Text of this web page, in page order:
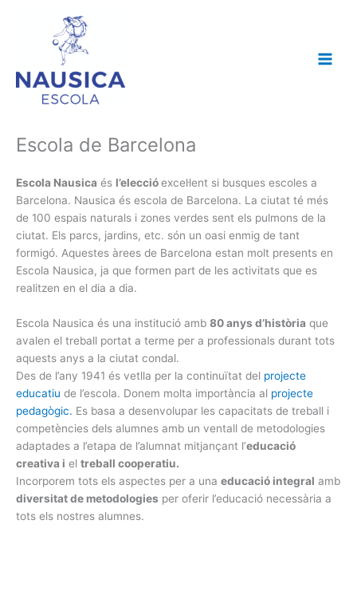
Escola de Barcelona
Escola Nausica és l’eleccióexcel·lent si busques escoles a
Barcelona. Nausica és escola de Barcelona. La ciutat té més
de 100 espais naturals i zones verdes sent els pulmons de la
ciutat. Els parcs, jardins, etc. són un oasi enmig de tant
formigó. Aquestes àrees de Barcelona estan molt presents en
Escola Nausica, ja que formen part de les activitats que es
realitzen en el dia a dia.
Escola Nausica és una institució amb 80 anys d’història que
avalen el treball portat a terme per a professionals durant tots
aquests anys a la ciutat condal.
Des de l’any 1941 és vetlla per la continuïtat del projecte
educatiu de l’escola. Donem molta importància al projecte
pedagògic. Es basa a desenvolupar les capacitats de treball i
competències dels alumnes amb un ventall de metodologies
adaptades a l’etapa de l’alumnat mitjançant l’educació
creativa i el treball cooperatiu.
Incorporem tots els aspectes per a una educació integral amb
diversitat de metodologies per oferir l’educació necessària a
tots els nostres alumnes.